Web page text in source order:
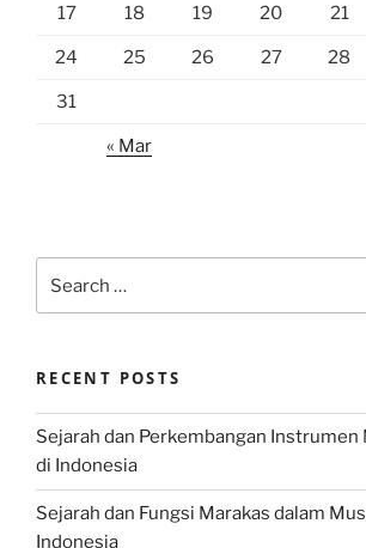
17 18 19 20 21
24 25 26 27 28
31
« Mar
for:
RECENT POSTS
Sejarah dan Perkembangan Instrumen
di Indonesia
Sejarah dan Fungsi Marakas dalam
Indonesia